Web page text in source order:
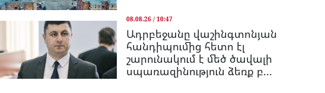
08.08.26 / 10:47
Ադրբեջանը վաշինգտոնյան
հանդիպումից հետո էլ
շարունակում է մեծ ծավալի
սպառազինություն ձեռք բ...